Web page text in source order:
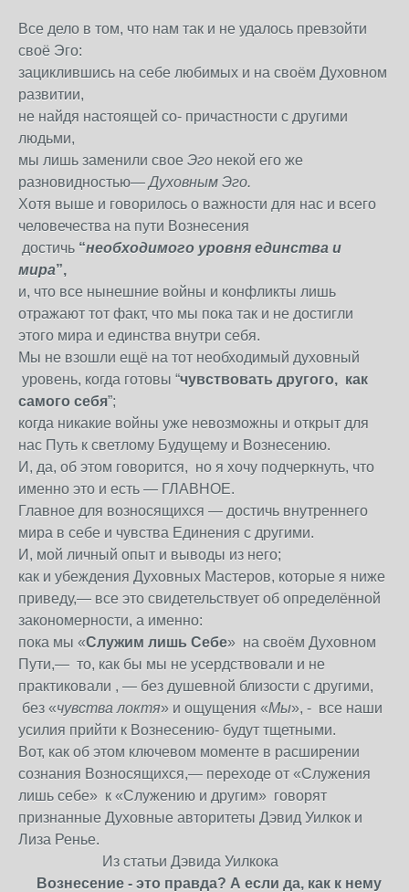
Все дело в том, что нам так и не удалось превзойти
своё Эго:
зациклившись на себе любимых и на своём Духовном
развитии,
не найдя настоящей со- причастности с другими
людьми,
мы лишь заменили свое Эго некой его же
разновидностью— Духовным Эго.
Хотя выше и говорилось о важности для нас и всего
человечества на пути Вознесения
достичь “необходимого уровня единства и
мира”,
и, что все нынешние войны и конфликты лишь
отражают тот факт, что мы пока так и не достигли
этого мира и единства внутри себя.
Мы не взошли ещё на тот необходимый духовный
уровень, когда готовы “чувствовать другого, как
самого себя”;
когда никакие войны уже невозможны и открыт для
нас Путь к светлому Будущему и Вознесению.
И, да, об этом говорится, но я хочу подчеркнуть, что
именно это и есть — ГЛАВНОЕ.
Главное для возносящихся — достичь внутреннего
мира в себе и чувства Единения с другими.
И, мой личный опыт и выводы из него;
как и убеждения Духовных Мастеров, которые я ниже
приведу,— все это свидетельствует об определённой
закономерности, а именно:
пока мы «Служим лишь Себе» на своём Духовном
Пути,— то, как бы мы не усердствовали и не
практиковали , — без душевной близости с другими,
без «чувства локтя» и ощущения «Мы», - все наши
усилия прийти к Вознесению- будут тщетными.
Вот, как об этом ключевом моменте в расширении
сознания Возносящихся,— переходе от «Служения
лишь себе» к «Служению и другим» говорят
признанные Духовные авторитеты Дэвид Уилкок и
Лиза Ренье.
Из статьи Дэвида Уилкока
Вознесение - это правда? А если да, как к нему